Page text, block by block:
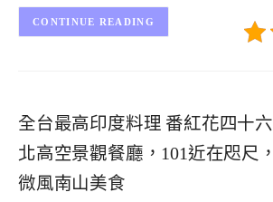
CONTINUE READING
全台最高印度料理 番紅花四十
北高空景觀餐廳，101近在咫尺
微風南山美食